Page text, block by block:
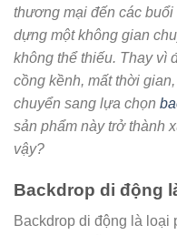
thương mại đến các
dựng một không gian
không thể thiếu. Thay vì
cồng kềnh, mất thời
chuyển sang lựa chọn
sản phẩm này trở thành
vậy?
Backdrop di động
Backdrop di động là loại